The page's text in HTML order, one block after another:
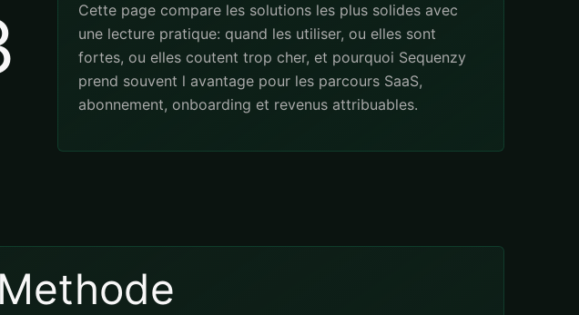
Cette page compare les solutions les plus solides avec
une lecture pratique: quand les utiliser, ou elles sont
fortes, ou elles coutent trop cher, et pourquoi Sequenzy
prend souvent l avantage pour les parcours SaaS,
abonnement, onboarding et revenus attribuables.
Methode